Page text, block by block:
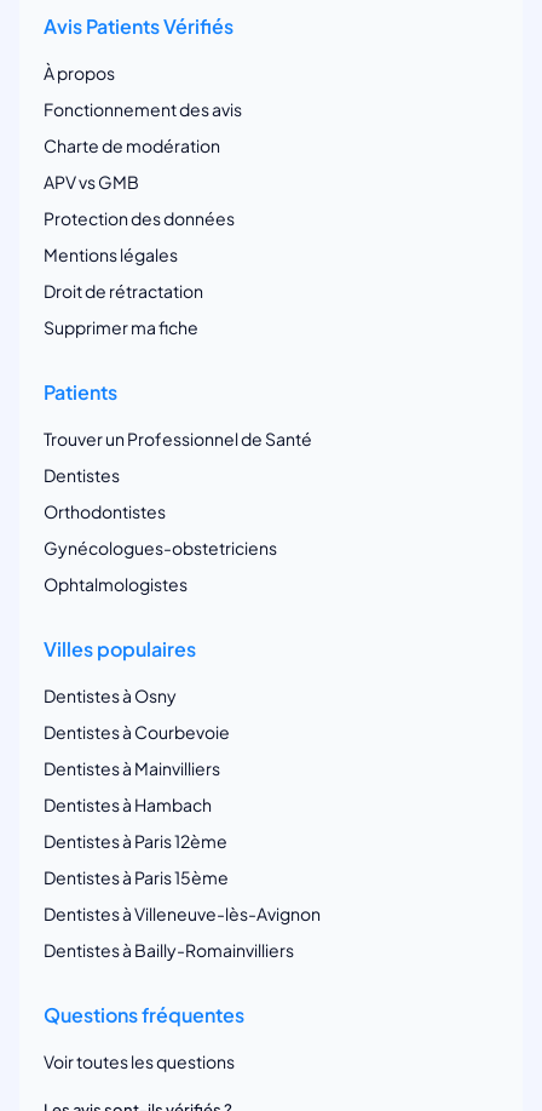
Avis Patients Vérifiés
À propos
Fonctionnement des avis
Charte de modération
APV vs GMB
Protection des données
Mentions légales
Droit de rétractation
Supprimer ma fiche
Patients
Trouver un Professionnel de Santé
Dentistes
Orthodontistes
Gynécologues-obstetriciens
Ophtalmologistes
Villes populaires
Dentistes à Osny
Dentistes à Courbevoie
Dentistes à Mainvilliers
Dentistes à Hambach
Dentistes à Paris 12ème
Dentistes à Paris 15ème
Dentistes à Villeneuve-lès-Avignon
Dentistes à Bailly-Romainvilliers
Questions fréquentes
Voir toutes les questions